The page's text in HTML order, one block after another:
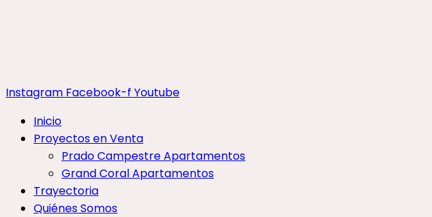
Instagram Facebook-f Youtube
Inicio
Proyectos en Venta
Prado Campestre Apartamentos
Grand Coral Apartamentos
Trayectoria
Quiénes Somos